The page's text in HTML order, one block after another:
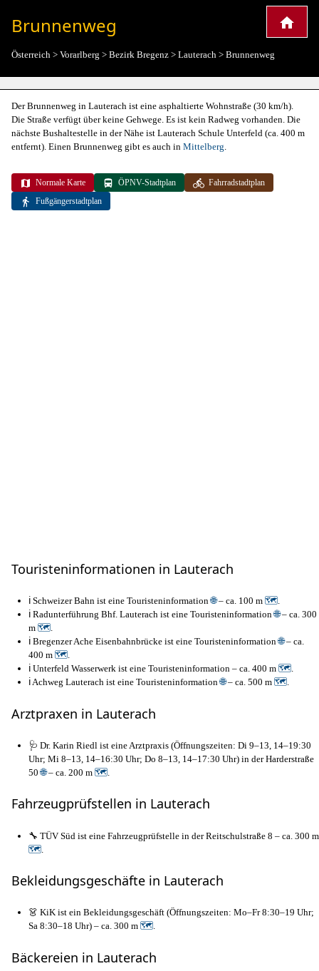
Brunnenweg
Österreich > Vorarlberg > Bezirk Bregenz > Lauterach > Brunnenweg
Der Brunnenweg in Lauterach ist eine asphaltierte Wohnstraße (30 km/h).
Die Straße verfügt über keine Gehwege. Es ist kein Radweg vorhanden. Die
nächste Bushaltestelle in der Nähe ist Lauterach Schule Unterfeld (ca. 400 m
entfernt). Einen Brunnenweg gibt es auch in Mittelberg.
Normale Karte ÖPNV-Stadtplan
Fahrradstadtplan
Fußgängerstadtplan
Touristeninformationen in Lauterach
ℹ️ Schweizer Bahn ist eine Touristeninformation🌐– ca. 100 m 🗺.
ℹ️ Radunterführung Bhf. Lauterach ist eine Touristeninformation🌐– ca. 300
m 🗺.
ℹ️ Bregenzer Ache Eisenbahnbrücke ist eine Touristeninformation🌐– ca.
400 m 🗺.
ℹ️ Unterfeld Wasserwerk ist eine Touristeninformation – ca. 400 m 🗺.
ℹ️ Achweg Lauterach ist eine Touristeninformation🌐– ca. 500 m 🗺.
Arztpraxen in Lauterach
🩺 Dr. Karin Riedl ist eine Arztpraxis (Öffnungszeiten: Di 9–13, 14–19:30
Uhr; Mi 8–13, 14–16:30 Uhr; Do 8–13, 14–17:30 Uhr) in der Harderstraße
50🌐– ca. 200 m 🗺.
Fahrzeugprüfstellen in Lauterach
🔧 TÜV Süd ist eine Fahrzeugprüfstelle in der Reitschulstraße 8 – ca. 300 m
🗺
Bekleidungsgeschäfte in Lauterach
👗 KiK ist ein Bekleidungsgeschäft (Öffnungszeiten: Mo–Fr 8:30–19 Uhr;
Sa 8:30–18 Uhr) – ca. 300 m 🗺.
Bäckereien in Lauterach